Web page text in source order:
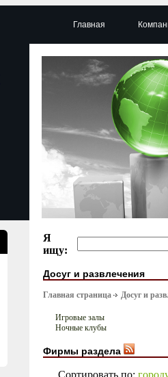
Главная
Я
ищу:
Досуг и развлечения
Главная страница Досуг и
Игровые залы
Ночные клубы
Фирмы раздела
Сортировать по: